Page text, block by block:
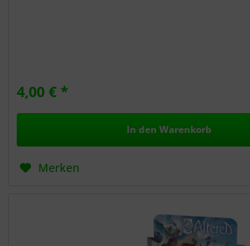
4,00 € *
In den Warenkorb
Merken